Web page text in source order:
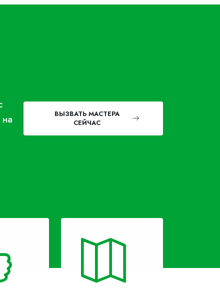
ВЫЗВАТЬ МАСТЕРА
СЕЙЧАС